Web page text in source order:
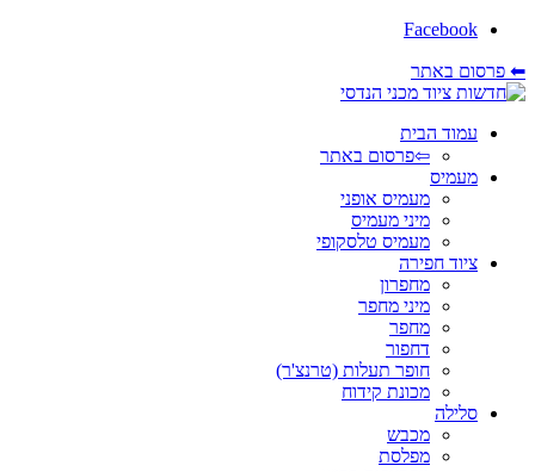
Facebook
⬅ פרסום באתר
עמוד הבית
⇦פרסום באתר
מעמיס
מעמיס אופני
מיני מעמיס
מעמיס טלסקופי
ציוד חפירה
מחפרון
מיני מחפר
מחפר
דחפור
חופר תעלות (טרנצ'ר)
מכונת קידוח
סלילה
מכבש
מפלסת